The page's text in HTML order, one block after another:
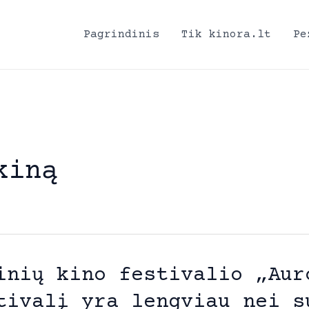
Pagrindinis Tik kinora.lt
kino festivalio
yra lengviau nei